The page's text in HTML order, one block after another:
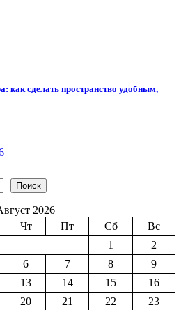
как сделать пространство удобным,
Поиск
2026
Чт Пт Сб
Вс
1
2
6 7 8
9
13 14 15
16
20 21 22
23